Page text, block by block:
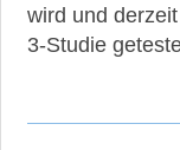
wird und
3-Studie